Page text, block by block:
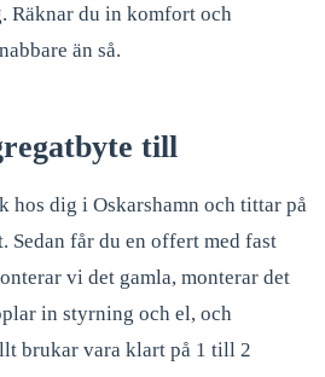
Räknar du in komfort och
än så.
till
hos dig i Oskarshamn och tittar på
Sedan får du en offert med fast
vi det gamla, monterar det
in styrning och el, och
brukar vara klart på 1 till 2